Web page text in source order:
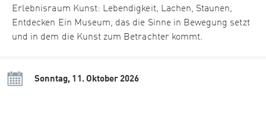
Erlebnisraum Kunst: Lebendigkeit, Lachen, Staunen,
Entdecken Ein Museum, das die Sinne in Bewegung setzt
und in dem die Kunst zum Betrachter kommt.
Sonntag, 11. Oktober 2026